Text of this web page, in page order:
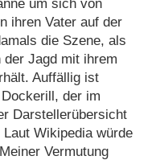
um sich von
ihren Vater auf der
die Szene, als
Jagd mit ihrem
Auffällig ist
der im
Darstellerübersicht
Wikipedia würde
Vermutung